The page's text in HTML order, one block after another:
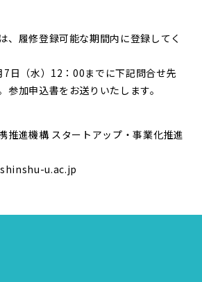
、履修登録可能な期間内に登録してく
日（水）12：00までに下記問合せ先
参加申込書をお送りいたします。
推進機構 スタートアップ・事業化推進
u.ac.jp